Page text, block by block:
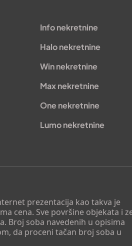
prezentacija kao takva je
cena. Sve površine objekata i
Broj soba navedenih u opisima
da proceni tačan broj soba u
Info nekretnine
Halo nekretnine
Win nekretnine
Max nekretnine
One nekretnine
Lumo nekretnine